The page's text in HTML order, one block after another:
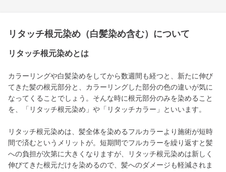
リタッチ根元染め（白髪染め含む）について
リタッチ根元染めとは
カラーリングや白髪染めをしてから数週間も経つと、新たに伸び
てきた髪の根元部分と、カラーリングした部分の色の違いが気に
なってくることでしょう。そんな時に根元部分のみを染めること
を、「リタッチ根元染め」や「リタッチカラー」といいます。
リタッチ根元染めは、髪全体を染めるフルカラーより施術が短時
間で済むというメリットが。短期間でフルカラーを繰り返すと髪
への負担が次第に大きくなりますが、リタッチ根元染めは新しく
伸びてきた根元だけを染めるので、髪へのダメージも軽減されま